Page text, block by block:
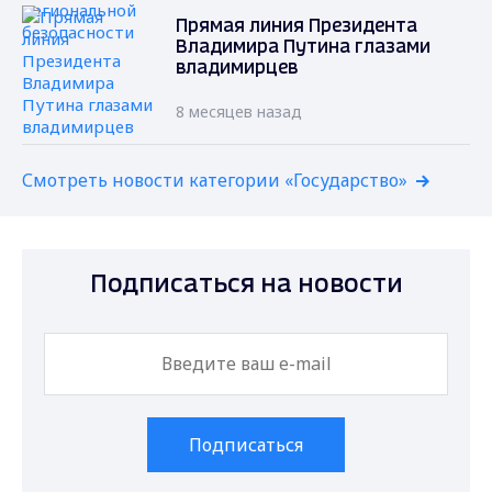
Прямая линия Президента
Владимира Путина глазами
владимирцев
8 месяцев назад
Смотреть новости категории «Государство»
Подписаться на новости
Подписаться